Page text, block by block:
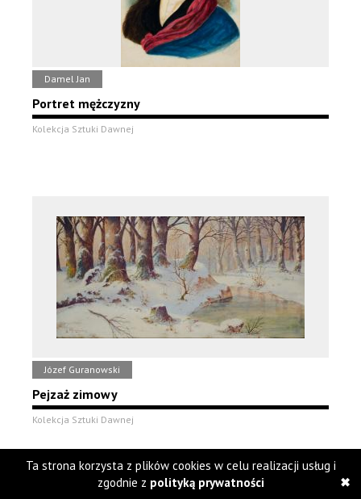
Damel Jan
Portret mężczyzny
Kolekcja Sztuki Dawnej
Józef Guranowski
Pejzaż zimowy
Kolekcja Sztuki Dawnej
Ta strona korzysta z plików cookies w celu realizacji usług i
zgodnie z polityką prywatności